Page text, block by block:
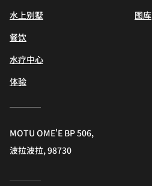
水上别墅
餐饮
水疗中心
体验
图库
MOTU OME'E BP 506,
波拉波拉, 98730